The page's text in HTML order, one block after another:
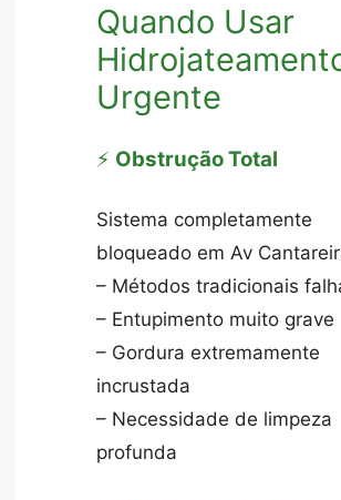
Quando Usar
Urgente
⚡ Obstrução Total
Sistema completamente
bloqueado em Av
– Métodos tradicionais
– Entupimento muito grave
– Gordura extremamente
incrustada
– Necessidade de limpeza
profunda